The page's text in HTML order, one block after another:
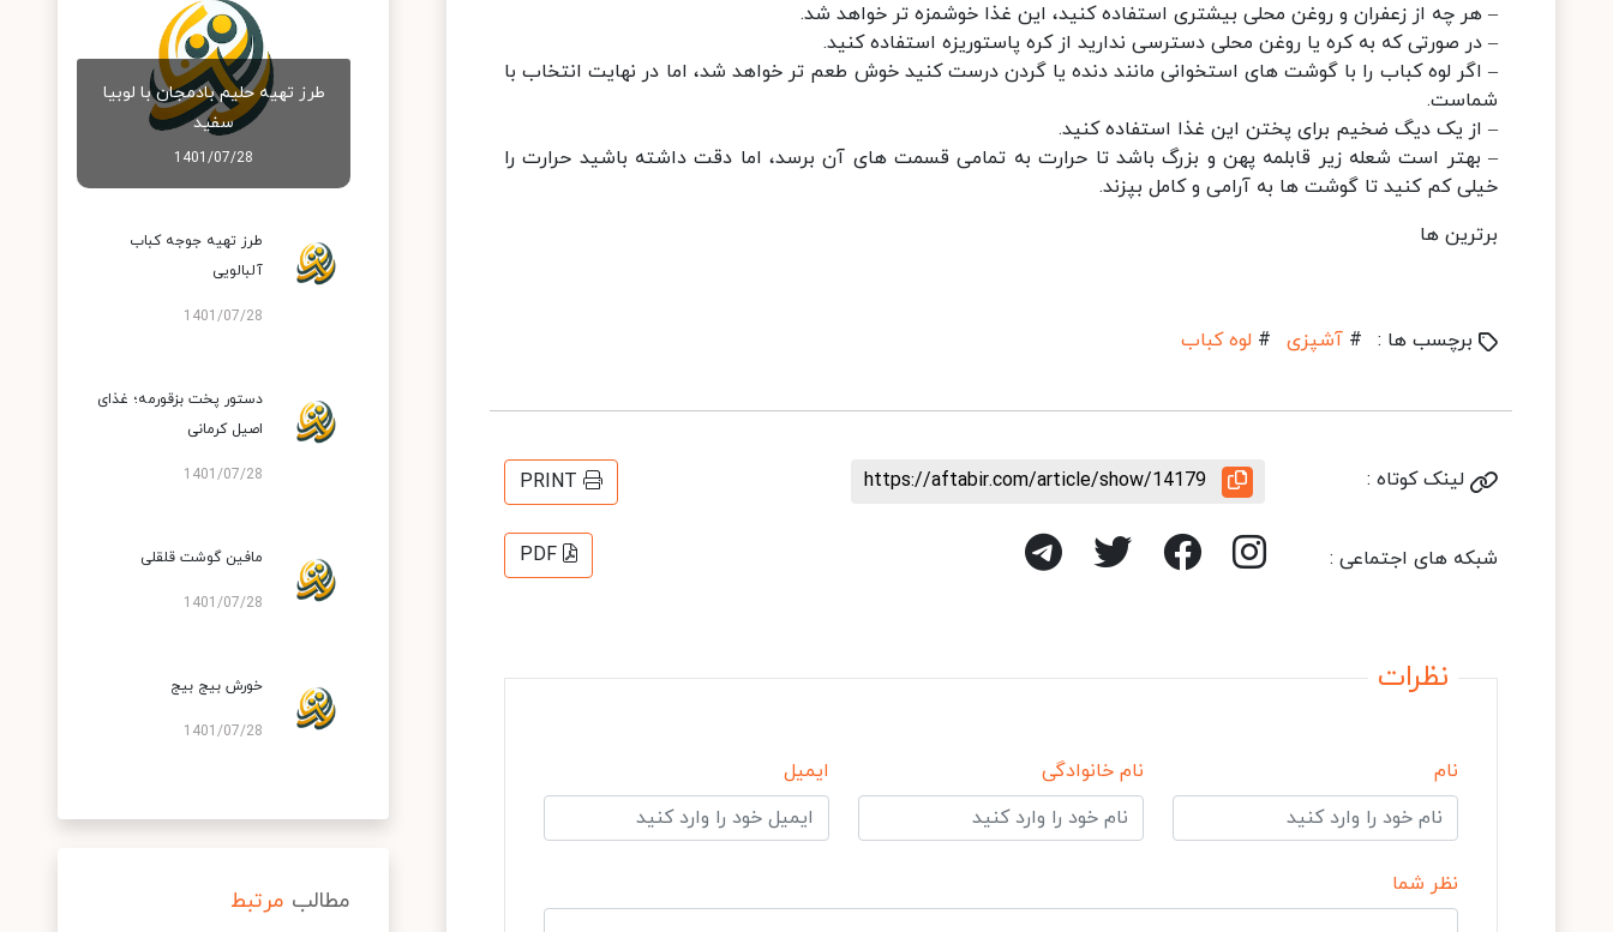
– هر چه از زعفران و روغن محلی بیشتری استفاده کنید، این غذا خوشمزه تر خواهد شد.
– در صورتی که به کره یا روغن محلی دسترسی ندارید از کره پاستوریزه استفاده کنید.
– اگر لوه کباب را با گوشت های استخوانی مانند دنده یا گردن درست کنید خوش طعم تر خواهد شد، اما در نهایت انتخاب با
شماست.
– از یک دیگ ضخیم برای پختن این غذا استفاده کنید.
– بهتر است شعله زیر قابلمه پهن و بزرگ باشد تا حرارت به تمامی قسمت های آن برسد، اما دقت داشته باشید حرارت را
خیلی کم کنید تا گوشت ها به آرامی و کامل بپزند.
برترین ها
برچسب ها : # آشپزی # لوه کباب
لینک کوتاه : https://aftabir.com/article/show/14179
PRINT
شبکه های اجتماعی : PDF
نظرات
نام نام خانوادگی ایمیل
نظر شما
طرز تهیه حلیم بادمجان با لوبیا
سفید
1401/07/28
طرز تهیه جوجه کباب
آلبالویی
1401/07/28
دستور پخت بزقورمه؛ غذای
اصیل کرمانی
1401/07/28
مافین گوشت قلقلی
1401/07/28
خورش بیج بیج
1401/07/28
مطالب مرتبط